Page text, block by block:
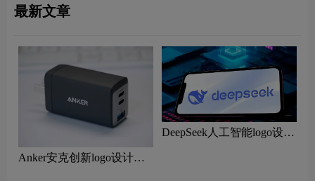
最新文章
Anker安克创新logo设计含
DeepSeek人工智能logo设计